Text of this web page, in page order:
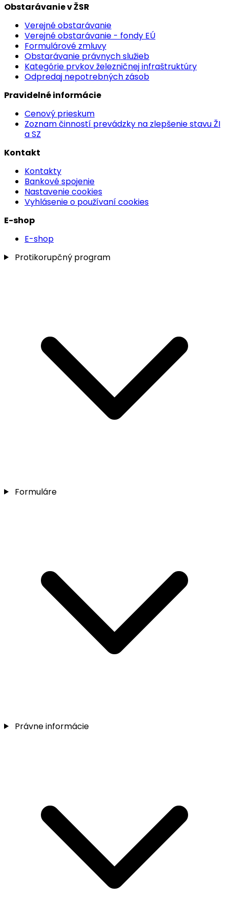
Obstarávanie v ŽSR
Verejné obstarávanie
Verejné obstarávanie - fondy EÚ
Formulárové zmluvy
Obstarávanie právnych služieb
Kategórie prvkov železničnej infraštruktúry
Odpredaj nepotrebných zásob
Pravidelné informácie
Cenový prieskum
Zoznam činností prevádzky na zlepšenie stavu ŽI
a SZ
Kontakt
Kontakty
Bankové spojenie
Nastavenie cookies
Vyhlásenie o používaní cookies
E-shop
E-shop
Protikorupčný program
Formuláre
Právne informácie